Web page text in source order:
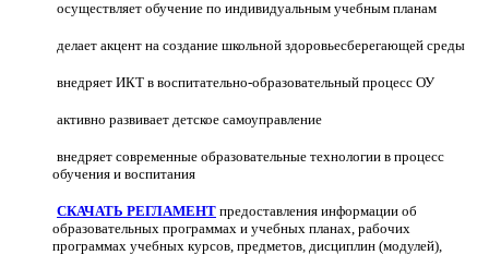
осуществляет обучение по индивидуальным учебным планам
делает акцент на создание школьной здоровьесберегающей среды
внедряет ИКТ в воспитательно-образовательный процесс ОУ
активно развивает детское самоуправление
внедряет современные образовательные технологии в процесс
обучения и воспитания
СКАЧАТЬ РЕГЛАМЕНТ предоставления информации об
образовательных программах и учебных планах, рабочих
программах учебных курсов, предметов, дисциплин (модулей),